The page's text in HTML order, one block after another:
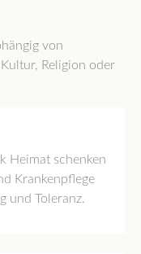
von
Religion oder
Heimat schenken
Krankenpflege
und Toleranz.